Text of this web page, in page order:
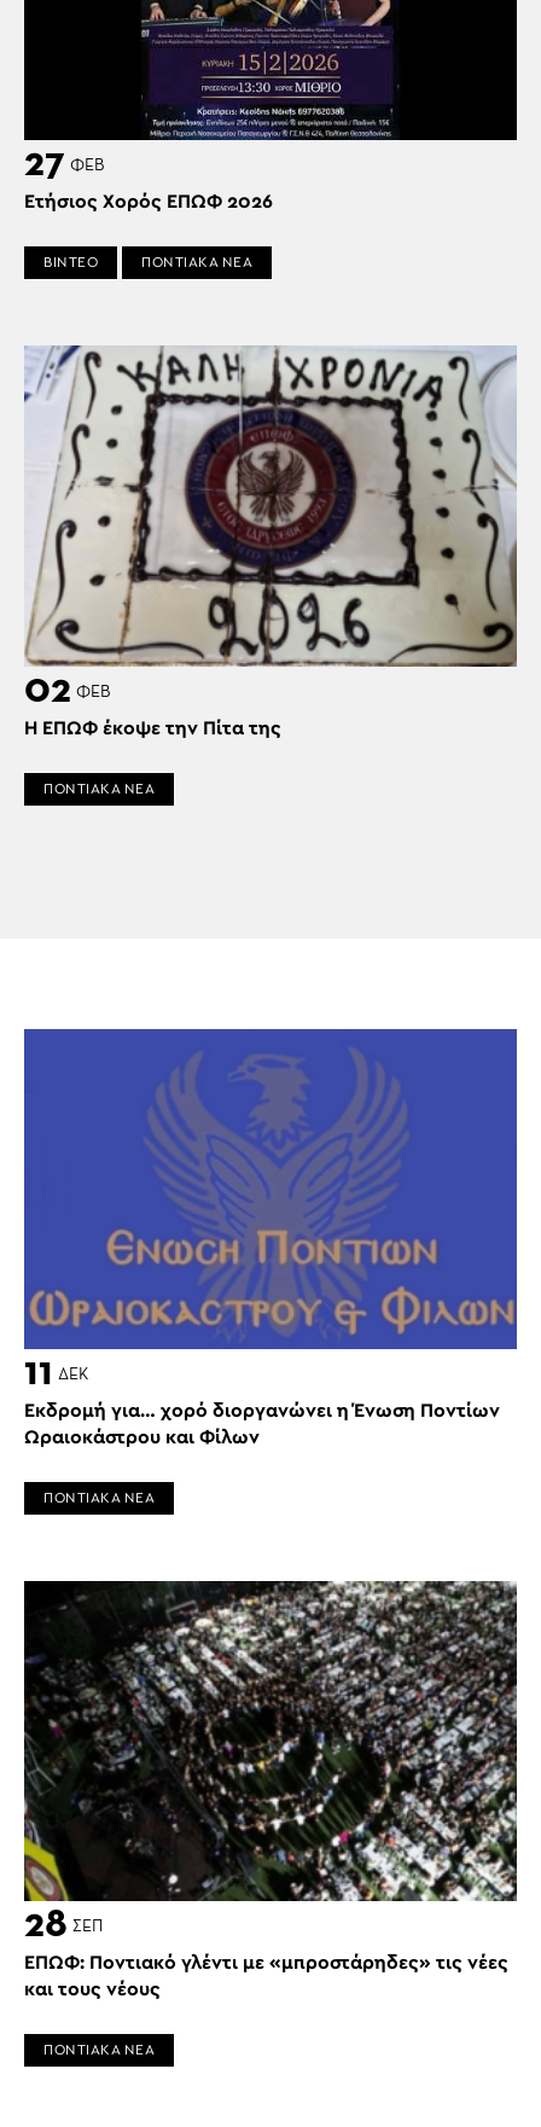
27 ΦΕΒ
Ετήσιος Χορός ΕΠΩΦ 2026
ΒΙΝΤΕΟ ΠΟΝΤΙΑΚΑ ΝΕΑ
02 ΦΕΒ
Η ΕΠΩΦ έκοψε την Πίτα της
ΠΟΝΤΙΑΚΑ ΝΕΑ
11 ΔΕΚ
Εκδρομή για… χορό διοργανώνει η Ένωση Ποντίων
Ωραιοκάστρου και Φίλων
ΠΟΝΤΙΑΚΑ ΝΕΑ
28 ΣΕΠ
ΕΠΩΦ: Ποντιακό γλέντι με «μπροστάρηδες» τις νέες
και τους νέους
ΠΟΝΤΙΑΚΑ ΝΕΑ